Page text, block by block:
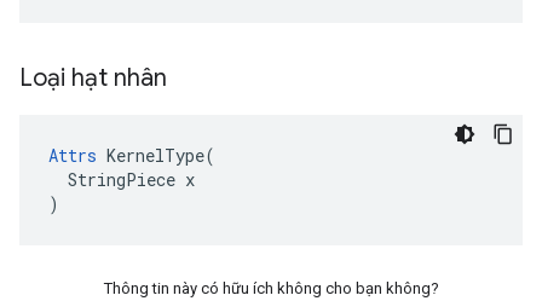
Loại hạt nhân
Attrs KernelType(
  StringPiece x
)
Thông tin này có hữu ích không cho bạn không?